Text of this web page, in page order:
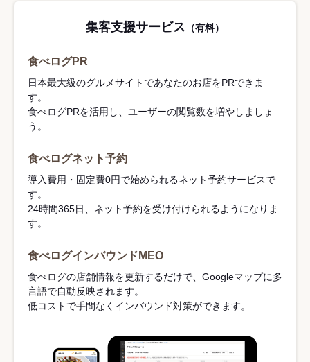
集客支援サービス （有料）
食べログPR
日本最大級のグルメサイトであなたのお店をPRできま
す。
食べログPRを活用し、ユーザーの閲覧数を増やしましょ
う。
食べログネット予約
導入費用・固定費0円で始められるネット予約サービスで
す。
24時間365日、ネット予約を受け付けられるようになりま
す。
食べログインバウンドMEO
食べログの店舗情報を更新するだけで、Googleマップに多
言語で自動反映されます。
低コストで手間なくインバウンド対策ができます。